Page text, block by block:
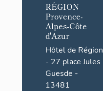
RÉGION
Provence-
Alpes-Côte
d'Azur
Hôtel de Région
- 27 place Jules
Guesde -
13481